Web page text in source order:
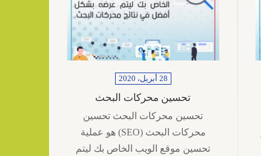
28 أبريل، 2020
تحسين محركات البحث
تحسين محركات البحث تحسين
محركات البحث (SEO) هو عملية
تحسين موقع الويب الخاص بك ليتم